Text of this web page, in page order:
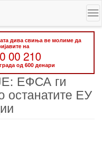
дива свиња ве молиме да
на
00 210
од 600 денари
ЕФСА ги
останатите ЕУ